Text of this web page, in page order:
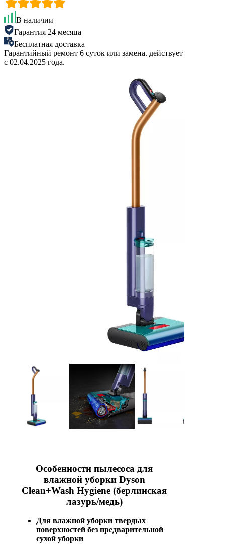
В наличии
Гарантия 24 месяца
Бесплатная доставка
Гарантийный ремонт 6 суток или замена. действует
с 02.04.2025 года.
Особенности пылесоса для
влажной уборки Dyson
Clean+Wash Hygiene (берлинская
лазурь/медь)
Для влажной уборки твердых
поверхностей без предварительной
сухой уборки